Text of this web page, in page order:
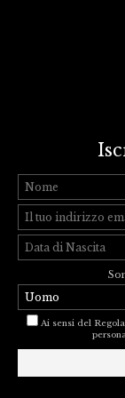
Ai sensi del